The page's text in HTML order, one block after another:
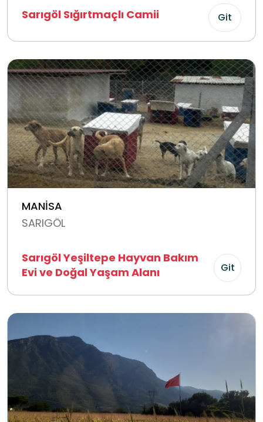
Sarıgöl Sığırtmaçlı Camii Git
MANİSA
SARIGÖL
Sarıgöl Yeşiltepe Hayvan Bakım
Evi ve Doğal Yaşam Alanı
Git